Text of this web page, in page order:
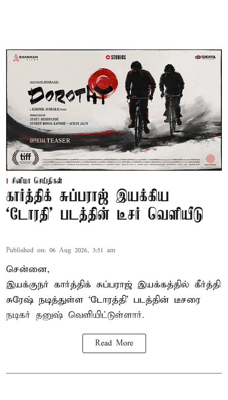
சினிமா செய்திகள்
கார்த்திக் சுப்பராஜ் இயக்கிய
`டோரதி' படத்தின் டீசர் வெளியீடு
Published on: 06 Aug 2026, 3:51 am
சென்னை,
இயக்குநர் கார்த்திக் சுப்பராஜ் இயக்கத்தில் கீர்த்தி
சுரேஷ் நடித்துள்ள `டோரத்தி' படத்தின் டீசரை
நடிகர் தனுஷ் வெளியிட்டுள்ளார்.
Read More